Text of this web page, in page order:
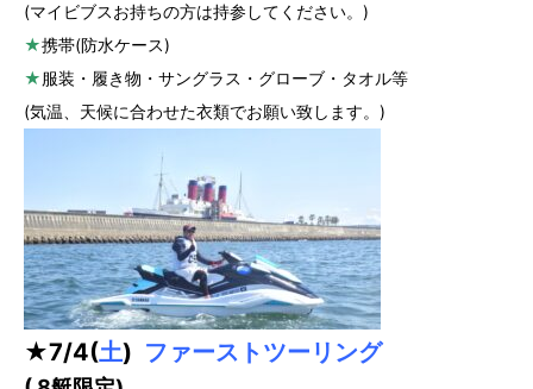
(マイビブスお持ちの方は持参してください。)
★携帯(防水ケース)
★服装・履き物・サングラス・グローブ・タオル等
(気温、天候に合わせた衣類でお願い致します。)
★7/4(土) ファーストツーリング